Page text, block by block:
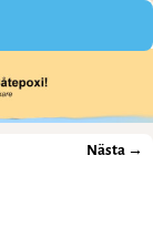
Nästa →